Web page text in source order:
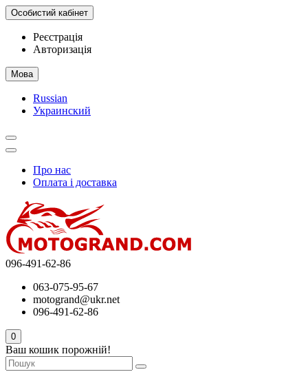
Особистий кабінет
Реєстрація
Авторизація
Мова
Russian
Украинский
Про нас
Оплата і доставка
096-491-62-86
063-075-95-67
motogrand@ukr.net
096-491-62-86
0
Ваш кошик порожній!